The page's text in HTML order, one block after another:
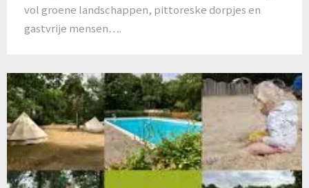
vol groene landschappen, pittoreske dorpjes en
gastvrije mensen….